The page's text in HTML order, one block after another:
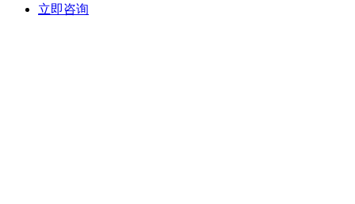
立即咨询